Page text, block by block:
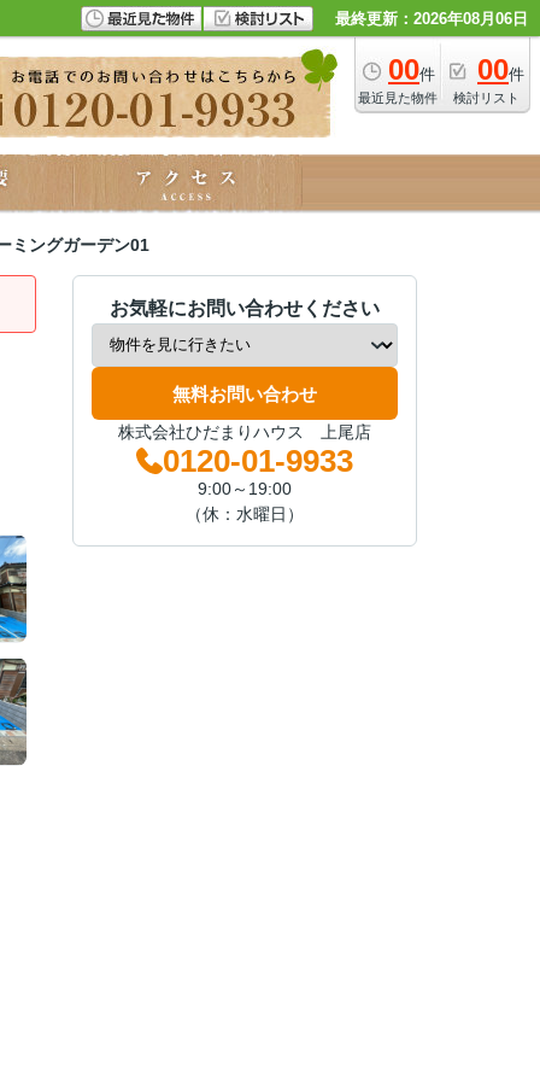
最終更新：2026年08月06日
00件
最近見た物件
00件
検討リスト
ングガーデン01
お気軽にお問い合わせください
無料お問い合わせ
株式会社ひだまりハウス 上尾店
0120-01-9933
9:00～19:00
（休：水曜日）